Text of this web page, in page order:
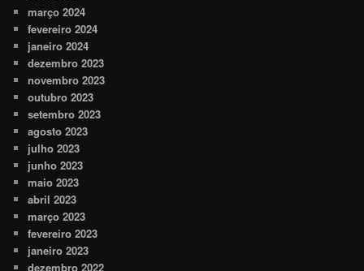
março 2024
fevereiro 2024
janeiro 2024
dezembro 2023
novembro 2023
outubro 2023
setembro 2023
agosto 2023
julho 2023
junho 2023
maio 2023
abril 2023
março 2023
fevereiro 2023
janeiro 2023
dezembro 2022